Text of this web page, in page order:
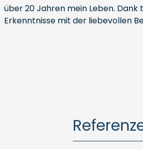
über 20 Jahren mein Leben.
Erkenntnisse mit der liebevollen